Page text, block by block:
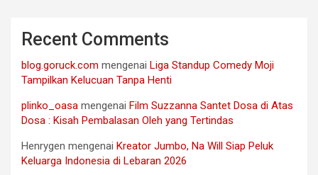
Recent Comments
blog.goruck.com mengenai Liga Standup Comedy Moji
Tampilkan Kelucuan Tanpa Henti
plinko_oasa mengenai Film Suzzanna Santet Dosa di Atas
Dosa : Kisah Pembalasan Oleh yang Tertindas
Henrygen mengenai Kreator Jumbo, Na Will Siap Peluk
Keluarga Indonesia di Lebaran 2026